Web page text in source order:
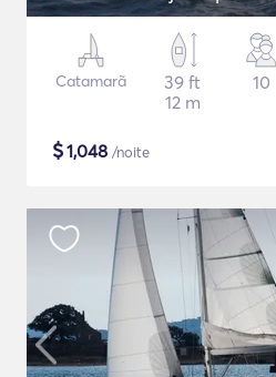
Catamarã
39 ft
12 m
10
$1,048 /noite